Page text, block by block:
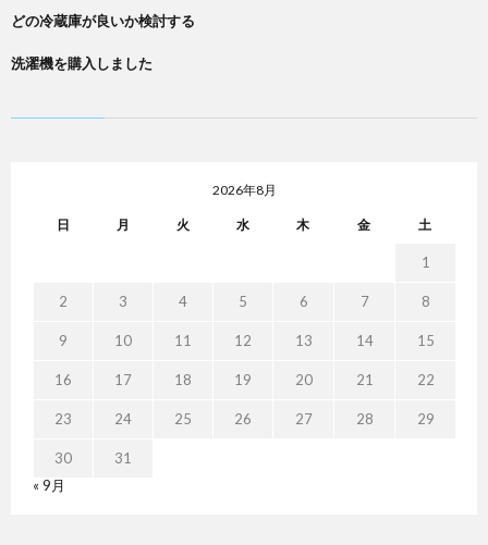
どの冷蔵庫が良いか検討する
洗濯機を購入しました
2026年8月
日 月 火 水 木 金 土
1
2 3 4 5 6 7 8
9 10 11 12 13 14 15
16 17 18 19 20 21 22
23 24 25 26 27 28 29
30
31
« 9月